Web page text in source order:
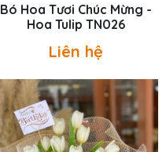
Bó Hoa Tươi Chúc Mừng -
Hoa Tulip TN026
Liên hệ